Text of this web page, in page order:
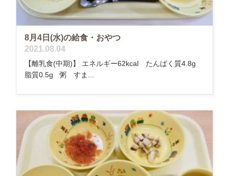
8月4日(水)の給食・おやつ
2021.08.04
【離乳食(中期)】 エネルギー62kcal たんぱく質4.8g
脂質0.5g 粥 すま...